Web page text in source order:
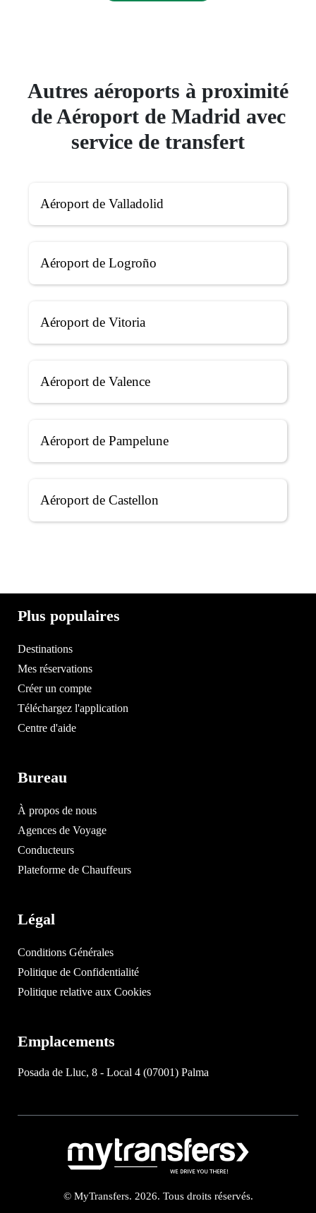
Autres aéroports à proximité
de Aéroport de Madrid avec
service de transfert
Aéroport de Valladolid
Aéroport de Logroño
Aéroport de Vitoria
Aéroport de Valence
Aéroport de Pampelune
Aéroport de Castellon
Plus populaires
Destinations
Mes réservations
Créer un compte
Téléchargez l'application
Centre d'aide
Bureau
À propos de nous
Agences de Voyage
Conducteurs
Plateforme de Chauffeurs
Légal
Conditions Générales
Politique de Confidentialité
Politique relative aux Cookies
Emplacements
Posada de Lluc, 8 - Local 4 (07001) Palma
© MyTransfers. 2026. Tous droits réservés.